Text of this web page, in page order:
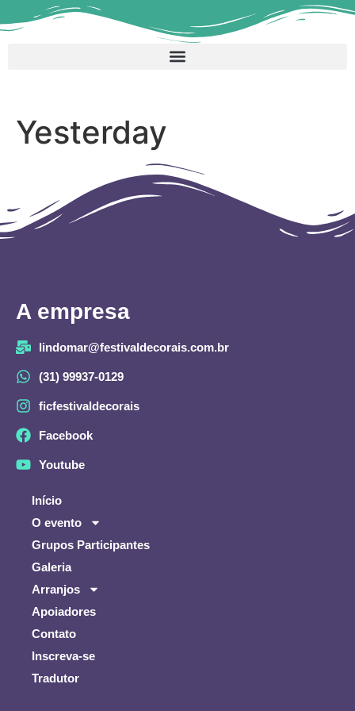
Yesterday
A empresa
lindomar@festivaldecorais.com.br
(31) 99937-0129
ficfestivaldecorais
Facebook
Youtube
Início
O evento
Grupos Participantes
Galeria
Arranjos
Apoiadores
Contato
Inscreva-se
Tradutor